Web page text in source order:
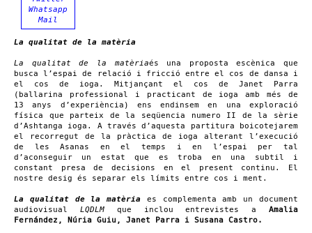
Whatsapp
Mail
La qualitat de la matèria
La qualitat de la matèriaés una proposta escènica que
busca l’espai de relació i fricció entre el cos de dansa i
el cos de ioga. Mitjançant el cos de Janet Parra
(ballarina professional i practicant de ioga amb més de
13 anys d’experiència) ens endinsem en una exploració
física que parteix de la seqüencia numero II de la sèrie
d’Ashtanga ioga. A través d’aquesta partitura boicotejarem
el recorregut de la pràctica de ioga alterant l’execució
de les Asanas en el temps i en l’espai per tal
d’aconseguir un estat que es troba en una subtil i
constant presa de decisions en el present continu. El
nostre desig és separar els límits entre cos i ment.
La qualitat de la matèria
es complementa amb un document
audiovisual LQDLM que inclou entrevistes aAmalia
Fernández, Núria Guiu, Janet Parra i Susana Castro.